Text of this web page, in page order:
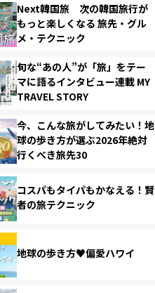
Next韓国旅 次の韓国旅行が
もっと楽しくなる 旅先・グル
メ・テクニック
旬な“あの人”が「旅」をテー
マに語るインタビュー連載 MY
TRAVEL STORY
今、こんな旅がしてみたい！地
球の歩き方が選ぶ2026年絶対
行くべき旅先30
コスパもタイパもかなえる！賢
者の旅テクニック
地球の歩き方♥偏愛ハワイ